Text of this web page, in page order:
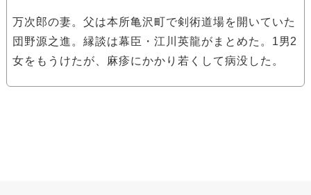
万次郎の妻。父は本所亀沢町で剣術道場を開いていた
団野源之進。縁談は幕臣・江川英龍がまとめた。1男2
女をもうけたが、麻疹にかかり若くして病没した。